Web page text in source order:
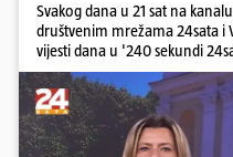
Svakog dana u 21 sat na
društvenim mrežama 24sata i
vijesti dana u '240 sekundi
Krnetić: Lika teško zagađena
poginulih u nesreći u
Žabna, Borba za život Denisa
otkaz...